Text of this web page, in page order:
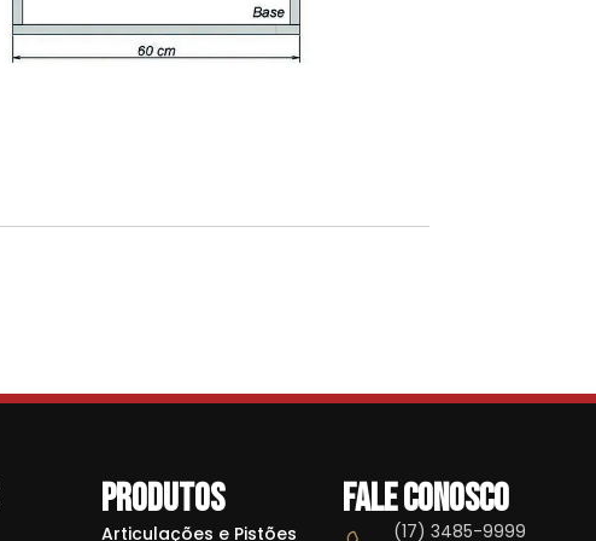
Produtos
Articulações e Pistões
Fale conosco
(17) 3485-9999